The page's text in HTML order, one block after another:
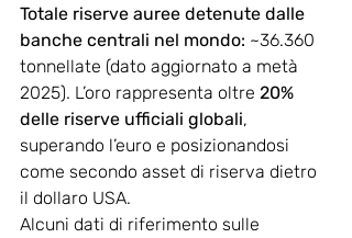
Totale riserve auree detenute dalle
banche centrali nel mondo: ~36.360
tonnellate (dato aggiornato a metà
2025). L’oro rappresenta oltre 20%
delle riserve ufficiali globali,
superando l’euro e posizionandosi
come secondo asset di riserva dietro
il dollaro USA.
Alcuni dati di riferimento sulle